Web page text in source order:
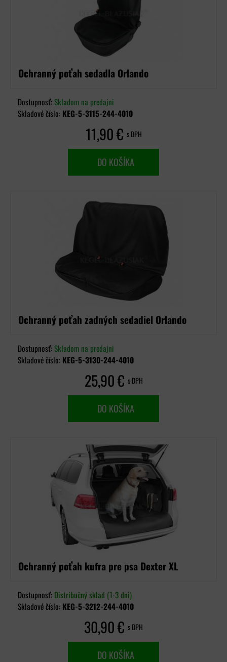
Ochranný poťah sedadla Orlando
Dostupnosť:Skladom na predajni
Skladové číslo: KEG-5-3115-244-4010
11,90 € s DPH
DO KOŠÍKA
Ochranný poťah zadných sedadiel Orlando
Dostupnosť:Skladom na predajni
Skladové číslo: KEG-5-3130-244-4010
25,90 € s DPH
DO KOŠÍKA
Ochranný poťah kufra pre psa Dexter XL
Dostupnosť: Distribučný sklad (1-3 dni)
Skladové číslo: KEG-5-3212-244-4010
30,90 € s DPH
DO KOŠÍKA